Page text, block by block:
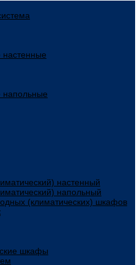
настенный
напольный
(климатических) шкафов
шкафы